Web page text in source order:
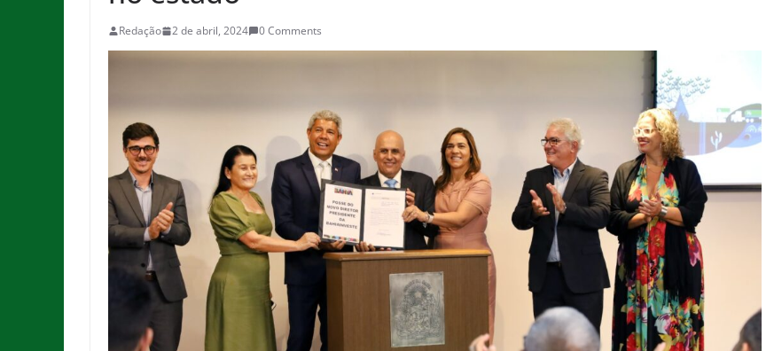
Redação 2 de abril, 2024 0 Comments